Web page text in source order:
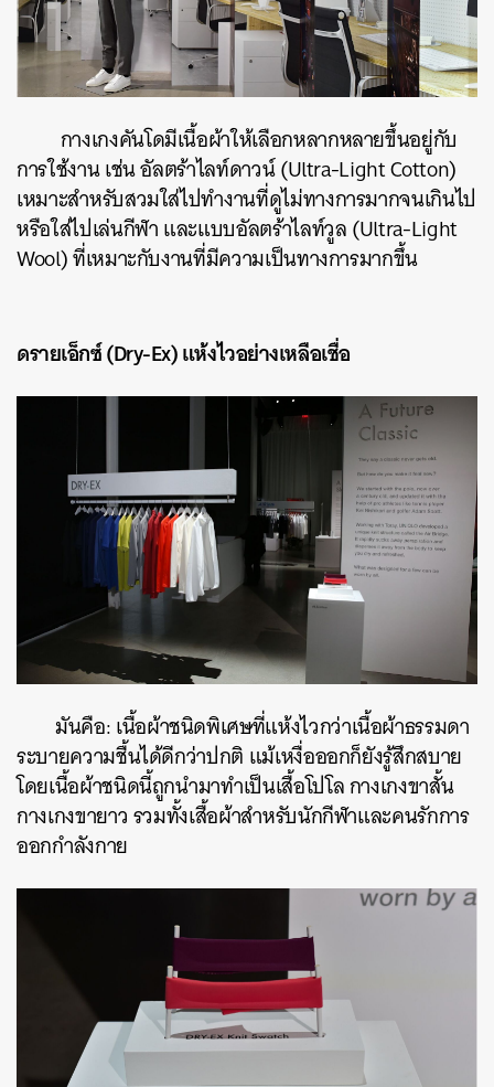
กางเกงคันโดมีเนื้อผ้าให้เลือกหลากหลายขึ้นอยู่กับ
การใช้งาน เช่น อัลตร้าไลท์ดาวน์ (Ultra-Light Cotton)
เหมาะสำหรับสวมใส่ไปทำงานที่ดูไม่ทางการมากจนเกินไป
หรือใส่ไปเล่นกีฬา และแบบอัลตร้าไลท์วูล (Ultra-Light
Wool) ที่เหมาะกับงานที่มีความเป็นทางการมากขึ้น
ดรายเอ็กซ์ (Dry-Ex) แห้งไวอย่างเหลือเชื่อ
มันคือ: เนื้อผ้าชนิดพิเศษที่แห้งไวกว่าเนื้อผ้าธรรมดา
ระบายความชื้นได้ดีกว่าปกติ แม้เหงื่อออกก็ยังรู้สึกสบาย
โดยเนื้อผ้าชนิดนี้ถูกนำมาทำเป็นเสื้อโปโล กางเกงขาสั้น
กางเกงขายาว รวมทั้งเสื้อผ้าสำหรับนักกีฬาและคนรักการ
ออกกำลังกาย
ค้นหา
SHARE TWEET LINE EMAIL